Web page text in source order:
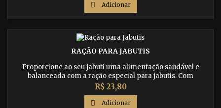
 Adicionar
RAÇÃO PARA JABUTIS
Proporcione ao seu jabuti uma alimentação saudável e
balanceada com a ração especial para jabutis. Com
ingredientes de qualidade, ela fornece todos os nutrientes
necessários para uma vida saudável e feliz.
Preço
R$ 23,80
 Adicionar